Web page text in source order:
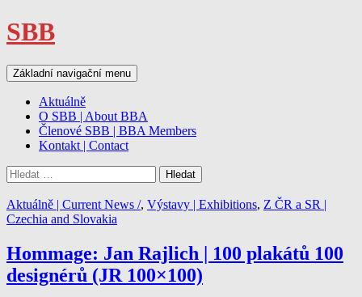
SBB
Hledat
Základní navigační menu Přejít
k
webu
Aktuálně
O SBB | About BBA
Členové SBB | BBA Members
Kontakt | Contact
Vyhledávání
Aktuálně | Current News /, Výstavy | Exhibitions, Z ČR a SR |
Czechia and Slovakia
Hommage: Jan Rajlich | 100 plakátů 100
designérů (JR 100×100)